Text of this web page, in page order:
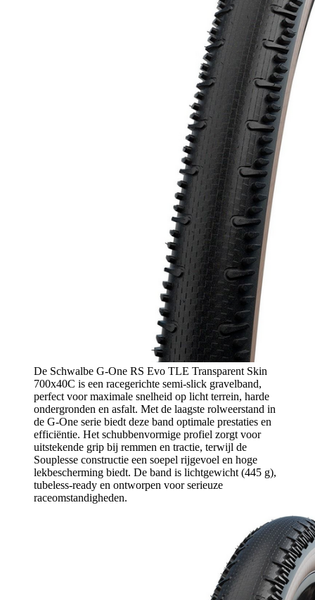
De Schwalbe G-One RS Evo TLE Transparent Skin
700x40C is een racegerichte semi-slick gravelband,
perfect voor maximale snelheid op licht terrein, harde
ondergronden en asfalt. Met de laagste rolweerstand in
de G-One serie biedt deze band optimale prestaties en
efficiëntie. Het schubbenvormige profiel zorgt voor
uitstekende grip bij remmen en tractie, terwijl de
Souplesse constructie een soepel rijgevoel en hoge
lekbescherming biedt. De band is lichtgewicht (445 g),
tubeless-ready en ontworpen voor serieuze
raceomstandigheden.